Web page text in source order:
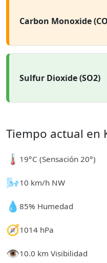
Carbon Monoxide
Sulfur Dioxide (SO2)
Tiempo actual en
🌡️ 19°C (Sensación 20°)
🌬️10 km/h NW
💧85% Humedad
🧭1014 hPa
👁️10.0 km Visibilidad